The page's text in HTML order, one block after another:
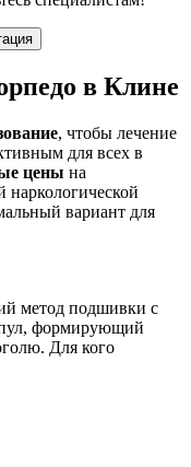
в Клине
, чтобы лечение
для всех в
цены на
вариант для
метод подшивки с
формирующий
Для кого